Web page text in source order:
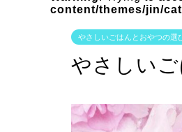
content/themes/jin/
やさしいごはんとおやつの選
やさしい